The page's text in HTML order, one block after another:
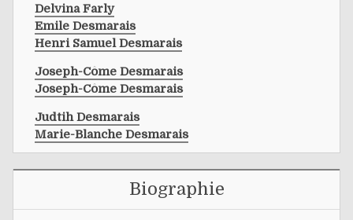
Delvina Farly
Emile Desmarais
Henri Samuel Desmarais
Joseph-Côme Desmarais
Joseph-Côme Desmarais
Judtih Desmarais
Marie-Blanche Desmarais
Biographie